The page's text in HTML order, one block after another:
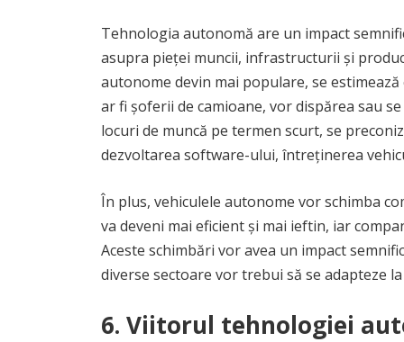
Tehnologia autonomă are un impact
asupra pieței muncii, infrastructurii și
autonome devin mai populare, se
ar fi șoferii de camioane, vor dispărea sau
locuri de muncă pe termen scurt, se
dezvoltarea software-ului, întreținerea
În plus, vehiculele autonome vor schimba
va deveni mai eficient și mai ieftin, iar
Aceste schimbări vor avea un impact
diverse sectoare vor trebui să se adapteze
6. Viitorul tehnologiei